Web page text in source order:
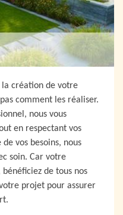
la création de votre
comment les réaliser.
nous vous
en respectant vos
vos besoins, nous
soin. Car votre
de tous nos
projet pour assurer